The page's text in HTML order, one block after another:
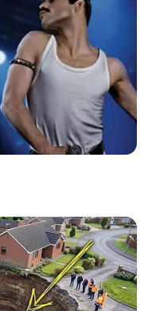
desain
Sofa yang
nongkrong